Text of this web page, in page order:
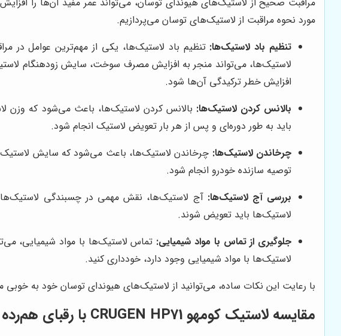
مورد نحوه مراقبت از لاستیک‌های توسان می‌پردازیم.
تنظیم باد لاستیک‌ها: تنظیم باد لاستیک‌ها، یکی از مهم‌ترین عوامل در
لاستیک‌ها، می‌تواند منجر به افزایش مصرف سوخت، سایش زودهنگام
افزایش خطر ترکیدگی آن‌ها شود.
بالانس کردن لاستیک‌ها: بالانس کردن لاستیک‌ها، باعث می‌شود که وزن
باید به طور دوره‌ای و پس از هر بار تعویض لاستیک انجام شود.
چرخاندن لاستیک‌ها: چرخاندن لاستیک‌ها، باعث می‌شود که سایش
توصیه سازنده خودرو انجام شود.
بررسی آج لاستیک‌ها: آج لاستیک‌ها، نقش مهمی در چسبندگی
لاستیک‌ها باید تعویض شوند.
جلوگیری از تماس با مواد شیمیایی: تماس لاستیک‌ها با مواد شیمیایی،
لاستیک‌ها با مواد شیمیایی وجود دارد، خودداری کنید.
با رعایت این نکات ساده، می‌توانید از لاستیک‌های هیوندای توسان خود به
مقایسه لاستیک کومهو CRUGEN HP71 با رقبای هم‌رده